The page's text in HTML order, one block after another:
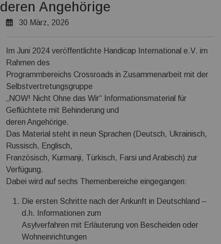
Projekt Kirgisitan
Schutzeinrichtungen
Selbsthilfe Gruppen & Landesverbände
Services
Tipps
Transparenz Erklärung
deren Angehörige
30 März, 2026
Im Juni 2024 veröffentlichte Handicap International e.V. im
Rahmen des
Programmbereichs Crossroads in Zusammenarbeit mit der
Selbstvertretungsgruppe
„NOW! Nicht Ohne das Wir“ Informationsmaterial für
Geflüchtete mit Behinderung und
deren Angehörige.
Das Material steht in neun Sprachen (Deutsch, Ukrainisch,
Russisch, Englisch,
Französisch, Kurmanji, Türkisch, Farsi und Arabisch) zur
Verfügung.
Dabei wird auf sechs Themenbereiche eingegangen:
Die ersten Schritte nach der Ankunft in Deutschland –
d.h. Informationen zum
Asylverfahren mit Erläuterung von Bescheiden oder
Wohneinrichtungen